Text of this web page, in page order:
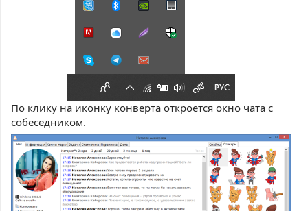
По клику на иконку конверта откроется окно чата с
собеседником.